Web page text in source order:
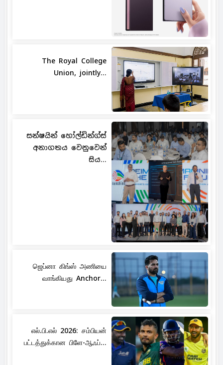
The Royal College
Union, jointly...
සන්ෂයින් හෝල්ඩින්ග්ස්
අනාගතය වෙනුවෙන්
සිය...
ஜெப்னா கிங்ஸ் அணியை
வாங்கியது Anchor...
எல்.பி.எல் 2026: சம்பியன்
பட்டத்துக்கான பிளே-ஆஃப்...